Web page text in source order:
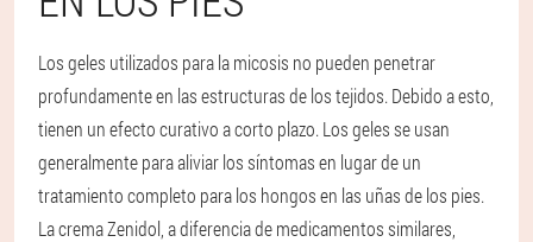
Los geles utilizados para la micosis no pueden penetrar
profundamente en las estructuras de los tejidos. Debido a esto,
tienen un efecto curativo a corto plazo. Los geles se usan
generalmente para aliviar los síntomas en lugar de un
tratamiento completo para los hongos en las uñas de los pies.
La crema Zenidol, a diferencia de medicamentos similares,